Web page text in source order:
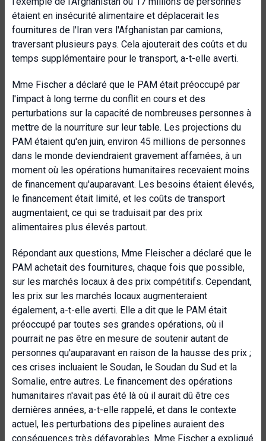
étaient en insécurité alimentaire et déplacerait les
fournitures de l'Iran vers l'Afghanistan par camions,
traversant plusieurs pays. Cela ajouterait des coûts et du
temps supplémentaire pour le transport, a-t-elle averti.
Mme Fischer a déclaré que le PAM était préoccupé par
l'impact à long terme du conflit en cours et des
perturbations sur la capacité de nombreuses personnes à
mettre de la nourriture sur leur table. Les projections du
PAM étaient qu'en juin, environ 45 millions de personnes
dans le monde deviendraient gravement affamées, à un
moment où les opérations humanitaires recevaient moins
de financement qu'auparavant. Les besoins étaient élevés,
le financement était limité, et les coûts de transport
augmentaient, ce qui se traduisait par des prix
alimentaires plus élevés partout.
Répondant aux questions, Mme Fleischer a déclaré que le
PAM achetait des fournitures, chaque fois que possible,
sur les marchés locaux à des prix compétitifs. Cependant,
les prix sur les marchés locaux augmenteraient
également, a-t-elle averti. Elle a dit que le PAM était
préoccupé par toutes ses grandes opérations, où il
pourrait ne pas être en mesure de soutenir autant de
personnes qu'auparavant en raison de la hausse des prix ;
ces crises incluaient le Soudan, le Soudan du Sud et la
Somalie, entre autres. Le financement des opérations
humanitaires n'avait pas été là où il aurait dû être ces
dernières années, a-t-elle rappelé, et dans le contexte
actuel, les perturbations des pipelines auraient des
conséquences très défavorables. Mme Fischer a expliqué